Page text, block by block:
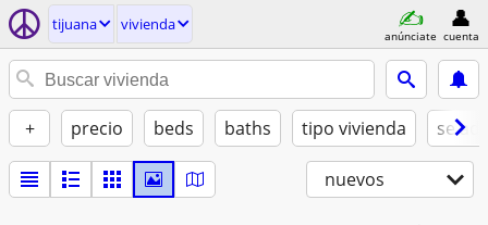
tijuana vivienda
anúnciate cuenta
+ precio beds baths tipo vivienda se
nuevos